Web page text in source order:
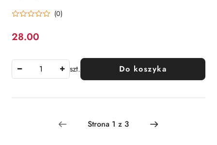
(0)
Cena:
28.00
szt. Do koszyka